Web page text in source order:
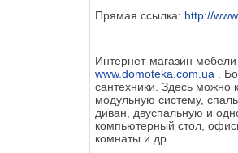
Прямая ссылка: http://
Интернет-магазин
www.domoteka.com.ua .
сантехники. Здесь можно
модульную систему,
диван, двуспальную и
компьютерный стол,
комнаты и др.